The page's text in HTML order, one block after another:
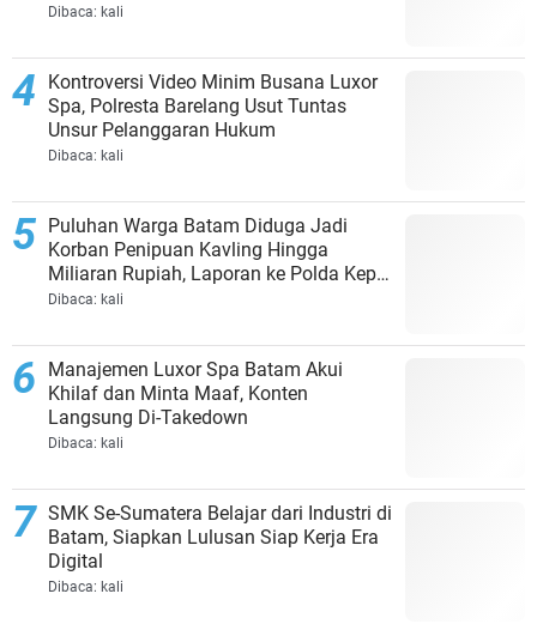
Dibaca: kali
Kontroversi Video Minim Busana Luxor
Spa, Polresta Barelang Usut Tuntas
Unsur Pelanggaran Hukum
Dibaca: kali
Puluhan Warga Batam Diduga Jadi
Korban Penipuan Kavling Hingga
Miliaran Rupiah, Laporan ke Polda Kepri
Jalan di Tempat?
Dibaca: kali
Manajemen Luxor Spa Batam Akui
Khilaf dan Minta Maaf, Konten
Langsung Di-Takedown
Dibaca: kali
SMK Se-Sumatera Belajar dari Industri di
Batam, Siapkan Lulusan Siap Kerja Era
Digital
Dibaca: kali